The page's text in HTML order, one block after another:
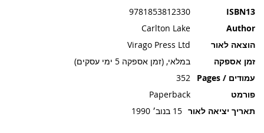
ISBN13
9781853812330
Author
Carlton Lake
הוצאה לאור
Virago Press Ltd
זמן אספקה
במלאי, (זמן אספקה 5 ימי עסקים)
עמודים / Pages
352
פורמט
Paperback
תאריך יציאה לאור 15 בנוב׳ 1990